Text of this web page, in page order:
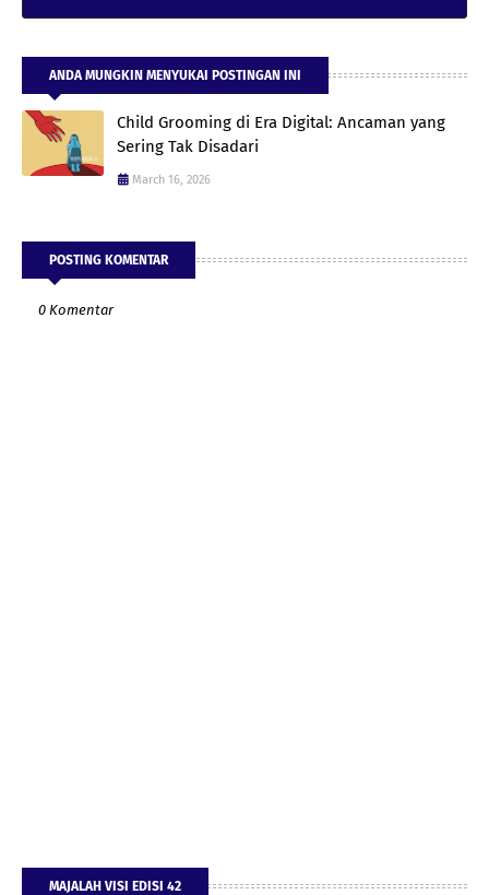
ANDA MUNGKIN MENYUKAI POSTINGAN INI
Child Grooming di Era Digital: Ancaman yang
Sering Tak Disadari
March 16, 2026
POSTING KOMENTAR
0 Komentar
MAJALAH VISI EDISI 42